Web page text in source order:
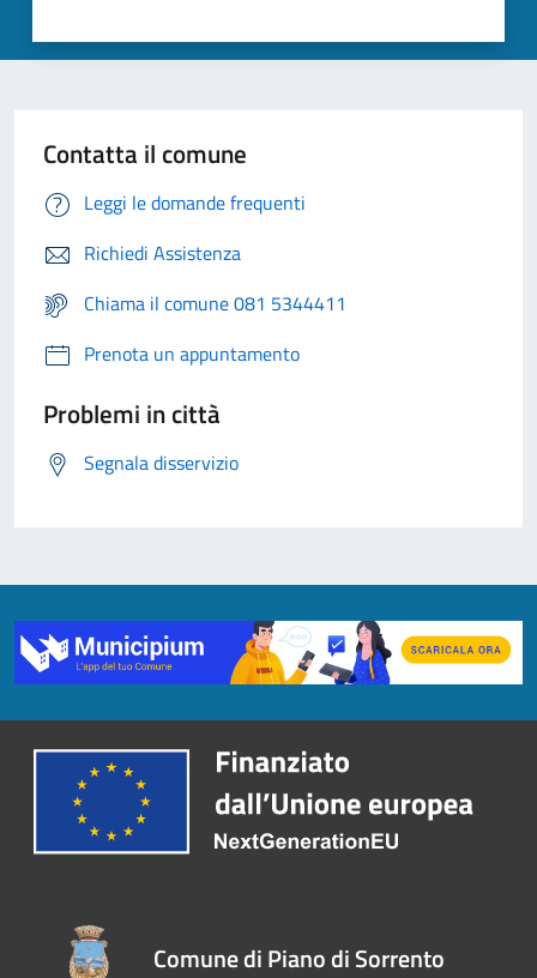
Contatta il comune
Leggi le domande frequenti
Richiedi Assistenza
Chiama il comune 081 5344411
Prenota un appuntamento
Problemi in città
Segnala disservizio
Comune di Piano di Sorrento